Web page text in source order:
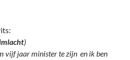
)
vijf jaar minister te zijn en ik ben